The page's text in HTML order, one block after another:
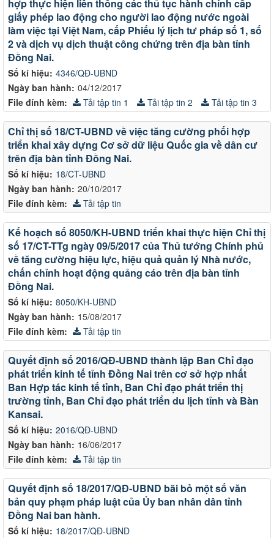
Số kí hiệu: 4346/QĐ-UBND
Ngày ban hành: 04/12/2017
hợp thực hiện liên thông các thủ tục hành chính cấp
giấy phép lao động cho người lao động nước ngoài
làm việc tại Việt Nam, cấp Phiếu lý lịch tư pháp số 1, số
2 và dịch vụ dịch thuật công chứng trên địa bàn tỉnh
Đồng Nai.
File đính kèm: Tải tập tin 1 Tải tập tin 2 Tải tập tin 3
Số kí hiệu: 18/CT-UBND
Ngày ban hành: 20/10/2017
Chỉ thị số 18/CT-UBND về việc tăng cường phối hợp
triển khai xây dựng Cơ sở dữ liệu Quốc gia về dân cư
trên địa bàn tỉnh Đồng Nai.
File đính kèm: Tải tập tin
Số kí hiệu: 8050/KH-UBND
Ngày ban hành: 15/08/2017
Kế hoạch số 8050/KH-UBND triển khai thực hiện Chỉ thị
số 17/CT-TTg ngày 09/5/2017 của Thủ tướng Chính phủ
về tăng cường hiệu lực, hiệu quả quản lý Nhà nước,
chấn chỉnh hoạt động quảng cáo trên địa bàn tỉnh
Đồng Nai.
File đính kèm: Tải tập tin
Số kí hiệu: 2016/QĐ-UBND
Ngày ban hành: 16/06/2017
Quyết định số 2016/QĐ-UBND thành lập Ban Chỉ đạo
phát triển kinh tế tỉnh Đồng Nai trên cơ sở hợp nhất
Ban Hợp tác kinh tế tỉnh, Ban Chỉ đạo phát triển thị
trường tỉnh, Ban Chỉ đạo phát triển du lịch tỉnh và Bàn
Kansai.
File đính kèm: Tải tập tin
Số kí hiệu: 18/2017/QĐ-UBND
Quyết định số 18/2017/QĐ-UBND bãi bỏ một số văn
bản quy phạm pháp luật của Ủy ban nhân dân tỉnh
Đồng Nai ban hành.